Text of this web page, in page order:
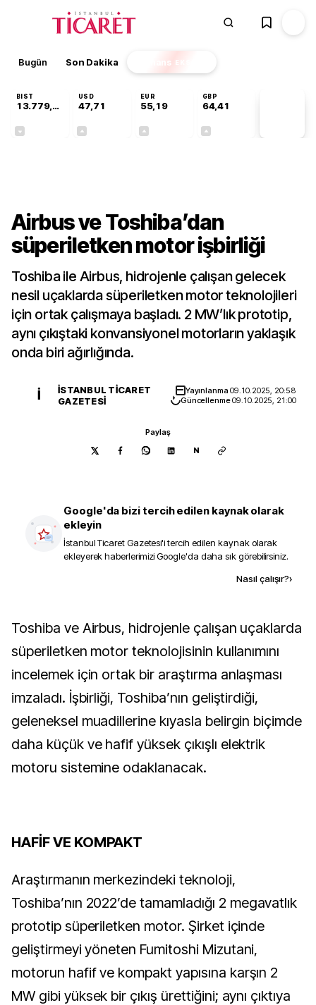
Bugün Son Dakika Finans EKSTRA
BIST
13.779,39
USD
47,71
EUR
55,19
GBP
64,41
Airbus ve Toshiba’dan
süperiletken motor işbirliği
Toshiba ile Airbus, hidrojenle çalışan gelecek
nesil uçaklarda süperiletken motor teknolojileri
için ortak çalışmaya başladı. 2 MW’lık prototip,
aynı çıkıştaki konvansiyonel motorların yaklaşık
onda biri ağırlığında.
İ
İSTANBUL TICARET
GAZETESI
Yayınlanma09.10.2025, 20:58
Güncellenme09.10.2025, 21:00
Paylaş
N
Google'da bizi tercih edilen kaynak olarak
ekleyin
İstanbul Ticaret Gazetesi'i tercih edilen kaynak olarak
ekleyerek haberlerimizi Google'da daha sık görebilirsiniz.
Nasıl çalışır?›
Toshiba ve Airbus, hidrojenle çalışan uçaklarda
süperiletken motor teknolojisinin kullanımını
incelemek için ortak bir araştırma anlaşması
imzaladı. İşbirliği, Toshiba’nın geliştirdiği,
geleneksel muadillerine kıyasla belirgin biçimde
daha küçük ve hafif yüksek çıkışlı elektrik
motoru sistemine odaklanacak.
HAFİF VE KOMPAKT
Araştırmanın merkezindeki teknoloji,
Toshiba’nın 2022’de tamamladığı 2 megavatlık
prototip süperiletken motor. Şirket içinde
geliştirmeyi yöneten Fumitoshi Mizutani,
motorun hafif ve kompakt yapısına karşın 2
MW gibi yüksek bir çıkış ürettiğini; aynı çıktıya